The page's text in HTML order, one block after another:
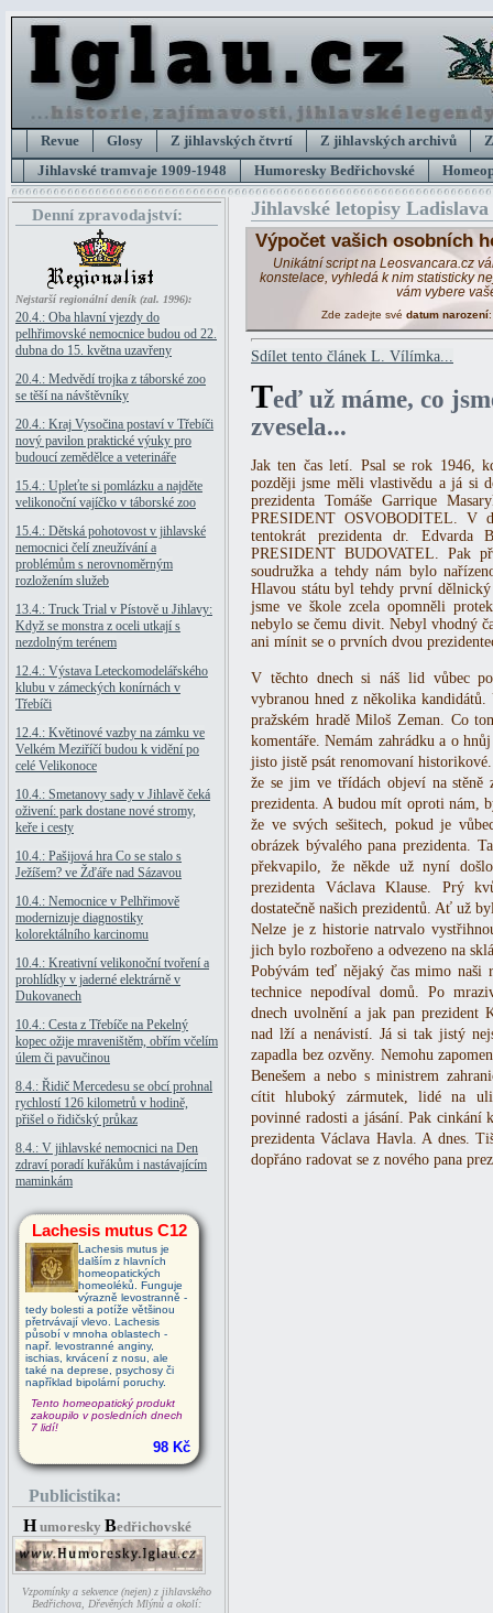
Revue Glosy Z jihlavských čtvrtí Z jihlavských archivů
Jihlavské tramvaje 1909-1948
Humoresky Bedřichovské
Denní zpravodajství:
Nejstarší regionální deník (zal. 1996):
20.4.: Oba hlavní vjezdy do
pelhřimovské nemocnice budou od 22.
dubna do 15. května uzavřeny
20.4.: Medvědí trojka z táborské zoo
se těší na návštěvníky
20.4.: Kraj Vysočina postaví v Třebíči
nový pavilon praktické výuky pro
budoucí zemědělce a veterináře
15.4.: Upleťte si pomlázku a najděte
velikonoční vajíčko v táborské zoo
15.4.: Dětská pohotovost v jihlavské
nemocnici čelí zneužívání a
problémům s nerovnoměrným
rozložením služeb
13.4.: Truck Trial v Pístově u Jihlavy:
Když se monstra z oceli utkají s
nezdolným terénem
12.4.: Výstava Leteckomodelářského
klubu v zámeckých konírnách v
Třebíči
12.4.: Květinové vazby na zámku ve
Velkém Meziříčí budou k vidění po
celé Velikonoce
10.4.: Smetanovy sady v Jihlavě čeká
oživení: park dostane nové stromy,
keře i cesty
10.4.: Pašijová hra Co se stalo s
Ježíšem? ve Žďáře nad Sázavou
10.4.: Nemocnice v Pelhřimově
modernizuje diagnostiky
kolorektálního karcinomu
10.4.: Kreativní velikonoční tvoření a
prohlídky v jaderné elektrárně v
Dukovanech
10.4.: Cesta z Třebíče na Pekelný
kopec ožije mraveništěm, obřím včelím
úlem či pavučinou
8.4.: Řidič Mercedesu se obcí prohnal
rychlostí 126 kilometrů v hodině,
přišel o řidičský průkaz
8.4.: V jihlavské nemocnici na Den
zdraví poradí kuřákům i nastávajícím
maminkám
Lachesis mutus C12
Lachesis mutus je
dalším z hlavních
homeopatických
homeoléků. Funguje
výrazně levostranně -
tedy bolesti a potíže většinou
přetrvávají vlevo. Lachesis
působí v mnoha oblastech -
např. levostranné anginy,
ischias, krvácení z nosu, ale
také na deprese, psychosy či
například bipolární poruchy.
Tento homeopatický produkt
zakoupilo v posledních dnech
7 lidí!
98 Kč
Publicistika:
H umoresky Bedřichovské
Vzpomínky a sekvence (nejen) z jihlavského
Bedřichova, Dřevěných Mlýnů a okolí:
Jihlavské letopisy
Výpočet vašich osobních
Unikátní script na Leosvancara.cz
konstelace, vyhledá k nim statisticky
vám vybere
Zde zadejte své datum narození
Sdílet tento článek L. Vílímka...
Teď už máme, co
zvesela...
Jak ten čas letí. Psal se rok 1946,
později jsme měli vlastivědu a já si
prezidenta Tomáše Garrique
PRESIDENT OSVOBODITEL. V
tentokrát prezidenta dr. Edvarda
PRESIDENT BUDOVATEL. Pak
soudružka a tehdy nám bylo
Hlavou státu byl tehdy první
jsme ve škole zcela opomněli
nebylo se čemu divit. Nebyl vhodný
ani mínit se o prvních dvou
V těchto dnech si náš lid vůbec
vybranou hned z několika
pražském hradě Miloš Zeman. Co
komentáře. Nemám zahrádku a o
jisto jistě psát renomovaní
že se jim ve třídách objeví na stěně
prezidenta. A budou mít oproti nám,
že ve svých sešitech, pokud je
obrázek bývalého pana prezidenta.
překvapilo, že někde už nyní
prezidenta Václava Klause. Prý
dostatečně našich prezidentů. Ať už
Nelze je z historie natrvalo
jich bylo rozbořeno a odvezeno na
Pobývám teď nějaký čas mimo naši
technice nepodíval domů. Po
dnech uvolnění a jak pan prezident
nad lží a nenávistí. Já si tak jistý
zapadla bez ozvěny. Nemohu
Benešem a nebo s ministrem
cítit hluboký zármutek, lidé na
povinné radosti a jásání. Pak cinkání
prezidenta Václava Havla. A dnes.
dopřáno radovat se z nového pana